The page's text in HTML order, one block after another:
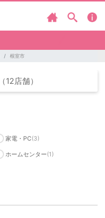
根室市
（12店舗）
家電・PC(3)
ホームセンター(1)